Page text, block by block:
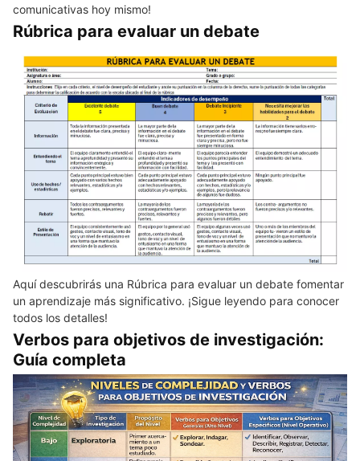
comunicativas hoy mismo!
Rúbrica para evaluar un debate
Aquí descubrirás una Rúbrica para evaluar un debate fomentar
un aprendizaje más significativo. ¡Sigue leyendo para conocer
todos los detalles!
Verbos para objetivos de investigación:
Guía completa